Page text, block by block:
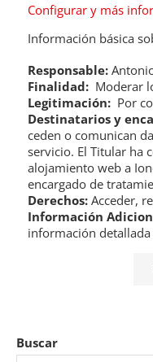
Configurar y más
Información básica
Responsable:
Finalidad: Moderar
Legitimación: Por
Destinatarios y
ceden o comunican
servicio. El Titular ha
alojamiento web a
encargado de
Derechos: Acceder,
Información
información detallada
Buscar